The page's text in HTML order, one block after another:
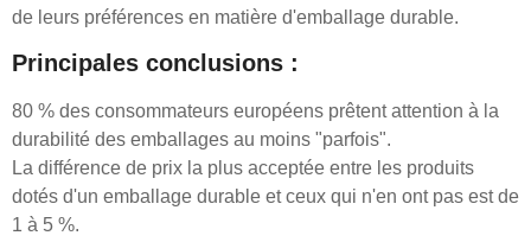
de leurs préférences en matière d'emballage durable.
Principales conclusions :
80 % des consommateurs européens prêtent attention à la
durabilité des emballages au moins "parfois".
La différence de prix la plus acceptée entre les produits
dotés d'un emballage durable et ceux qui n'en ont pas est de
1 à 5 %.